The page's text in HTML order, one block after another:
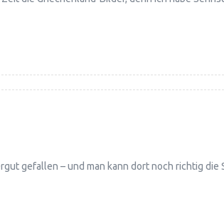
gefallen – und man kann dort noch richtig die